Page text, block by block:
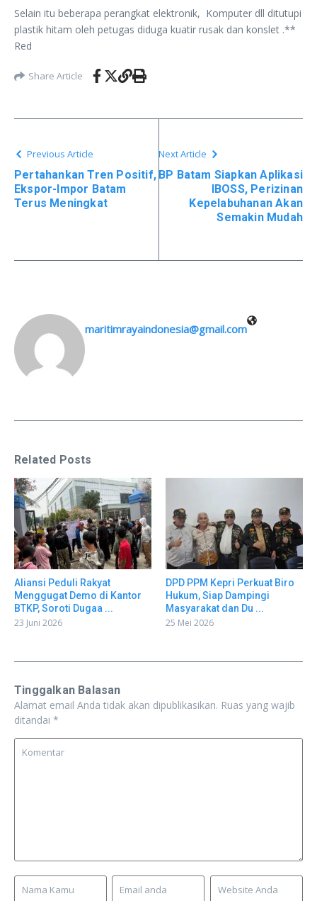
Selain itu beberapa perangkat elektronik, Komputer dll ditutupi
plastik hitam oleh petugas diduga kuatir rusak dan konslet .**
Red
Share Article
Previous Article
Pertahankan Tren Positif,
Ekspor-Impor Batam
Terus Meningkat
Next Article
BP Batam Siapkan Aplikasi
IBOSS, Perizinan
Kepelabuhanan Akan
Semakin Mudah
maritimrayaindonesia@gmail.com
Related Posts
Aliansi Peduli Rakyat
Menggugat Demo di Kantor
BTKP, Soroti Dugaa ...
23 Juni 2026
DPD PPM Kepri Perkuat Biro
Hukum, Siap Dampingi
Masyarakat dan Du ...
25 Mei 2026
Tinggalkan Balasan
Alamat email Anda tidak akan dipublikasikan. Ruas yang wajib
ditandai *